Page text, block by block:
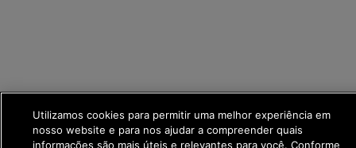
Utilizamos cookies para permitir uma melhor experiência em
nosso website e para nos ajudar a compreender quais
informações são mais úteis e relevantes para você. Conforme